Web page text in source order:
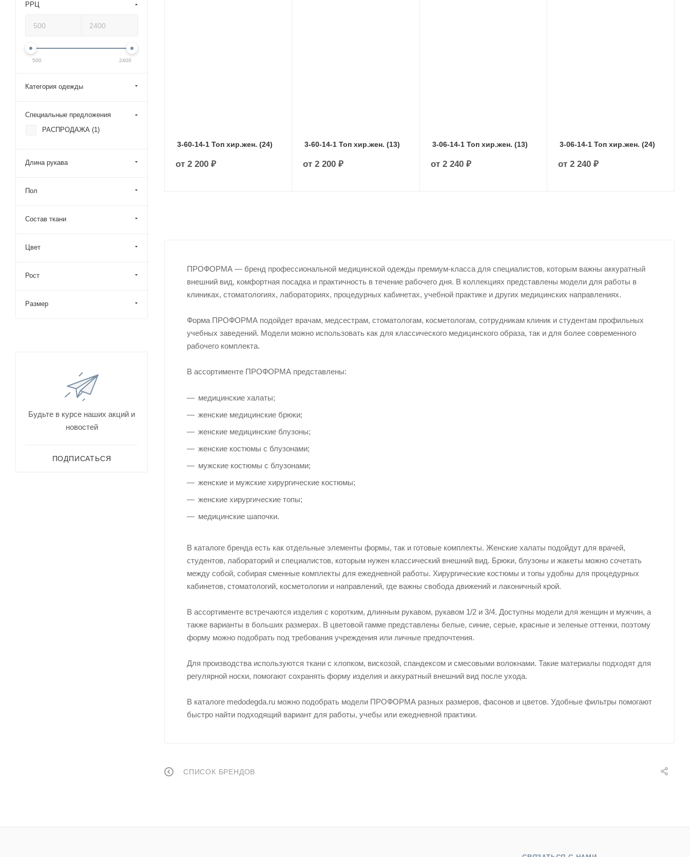
3-60-14-1 Топ хир.жен. (24)
от 2 200 ₽
3-60-14-1 Топ хир.жен. (13)
от2 200 ₽
3-06-14-1 Топ хир.жен. (13)
от 2 240 ₽
3-06-14-1 Топ хир.жен. (24)
от 2 240 ₽
ПРОФОРМА — бренд профессиональной медицинской одежды премиум-класса для специалистов, которым важны аккуратный
внешний вид, комфортная посадка и практичность в течение рабочего дня. В коллекциях представлены модели для работы в
клиниках, стоматологиях, лабораториях, процедурных кабинетах, учебной практике и других медицинских направлениях.
Форма ПРОФОРМА подойдет врачам, медсестрам, стоматологам, косметологам, сотрудникам клиник и студентам профильных
учебных заведений. Модели можно использовать как для классического медицинского образа, так и для более современного
рабочего комплекта.
В ассортименте ПРОФОРМА представлены:
медицинские халаты;
женские медицинские брюки;
женские медицинские блузоны;
женские костюмы с блузонами;
мужские костюмы с блузонами;
женские и мужские хирургические костюмы;
женские хирургические топы;
медицинские шапочки.
В каталоге бренда есть как отдельные элементы формы, так и готовые комплекты. Женские халаты подойдут для врачей,
студентов, лабораторий и специалистов, которым нужен классический внешний вид. Брюки, блузоны и жакеты можно сочетать
между собой, собирая сменные комплекты для ежедневной работы. Хирургические костюмы и топы удобны для процедурных
кабинетов, стоматологий, косметологии и направлений, где важны свобода движений и лаконичный крой.
В ассортименте встречаются изделия с коротким, длинным рукавом, рукавом 1/2 и 3/4. Доступны модели для женщин и мужчин, а
также варианты в больших размерах. В цветовой гамме представлены белые, синие, серые, красные и зеленые оттенки, поэтому
форму можно подобрать под требования учреждения или личные предпочтения.
Для производства используются ткани с хлопком, вискозой, спандексом и смесовыми волокнами. Такие материалы подходят для
регулярной носки, помогают сохранять форму изделия и аккуратный внешний вид после ухода.
В каталоге medodegda.ru можно подобрать модели ПРОФОРМА разных размеров, фасонов и цветов. Удобные фильтры помогают
быстро найти подходящий вариант для работы, учебы или ежедневной практики.
СПИСОК БРЕНДОВ
РРЦ
500 2400
Категория одежды
Специальные предложения
РАСПРОДАЖА (1)
Длина рукава
Пол
Состав ткани
Цвет
Рост
Размер
Будьте в курсе наших акций и
новостей
ПОДПИСАТЬСЯ